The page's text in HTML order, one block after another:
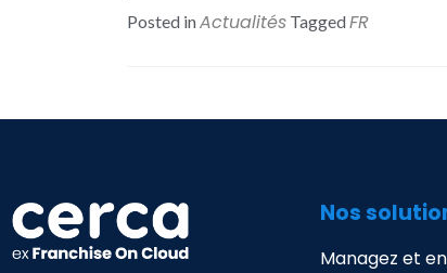
Posted inActualités TaggedFR
Nos
Managez et